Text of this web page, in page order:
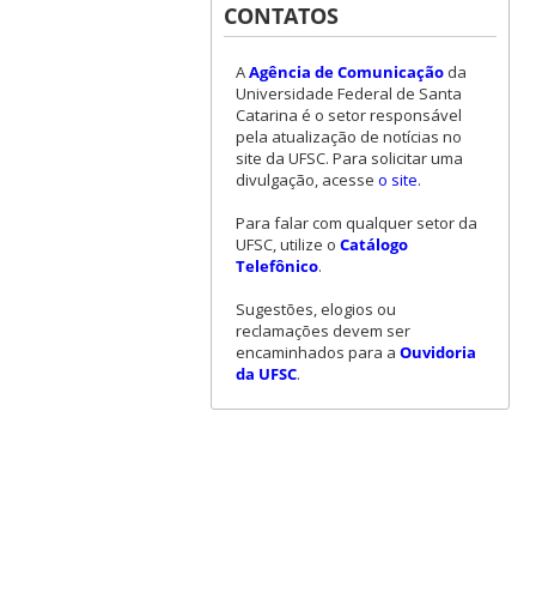
CONTATOS
AAgência de Comunicaçãoda
Universidade Federal de Santa
Catarina é o setor responsável
pela atualização de notícias no
site da UFSC. Para solicitar uma
divulgação, acesse o site.
Para falar com qualquer setor da
UFSC, utilize o Catálogo
Telefônico.
Sugestões, elogios ou
reclamações devem ser
encaminhados para a Ouvidoria
da UFSC.